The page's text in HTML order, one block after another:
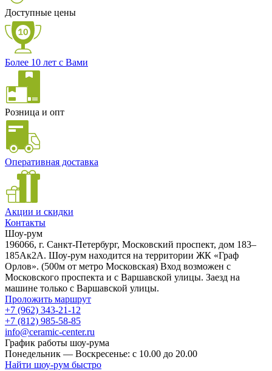
Доступные цены
Более 10 лет с Вами
Розница и опт
Оперативная доставка
Акции и скидки
Контакты
Шоу-рум
196066, г. Санкт-Петербург, Московский проспект, дом 183–
185Ак2А. Шоу-рум находится на территории ЖК «Граф
Орлов». (500м от метро Московская) Вход возможен с
Московского проспекта и с Варшавской улицы. Заезд на
машине только с Варшавской улицы.
Проложить маршрут
+7 (962) 343-21-12
+7 (812) 985-58-85
info@ceramic-center.ru
График работы шоу-рума
Понедельник — Воскресенье: с 10.00 до 20.00
Найти шоу-рум быстро